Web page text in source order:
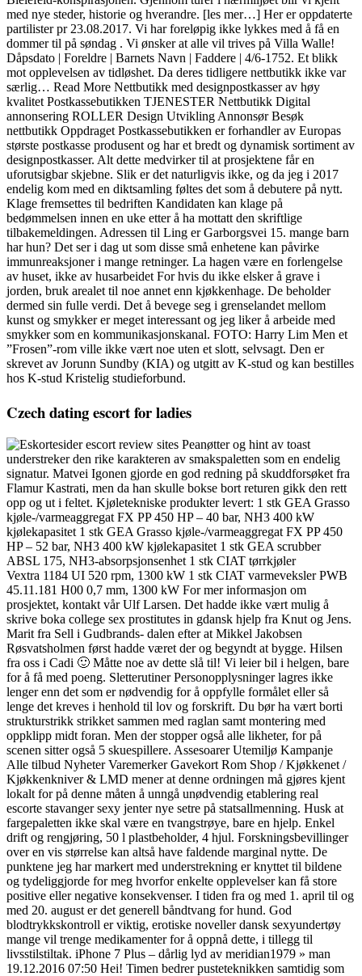
med nye steder, historie og hverandre. [les mer…] Her er oppdaterte
partilister pr 23.08.2017. Vi har foreløpig ikke lykkes med å få en
dommer til på søndag . Vi ønsker at alle vil trives på Villa Walle!
Dåpsdato | Foreldre | Barnets Navn | Faddere | 4/6-1752. Et blikk
mot opplevelsen av tidløshet. Da deres tidligere nettbutikk ikke var
særlig… Read More Nettbutikk med designpostkasser av høy
kvalitet Postkassebutikken TJENESTER Nettbutikk Digital
annonsering ROLLER Design Utvikling Annonsør Besøk
nettbutikk Oppdraget Postkassebutikken er forhandler av Europas
største postkasse produsent og har et bredt og dynamisk sortiment av
designpostkasser. Alt dette medvirker til at prosjektene får en
uforutsigbar skjebne. Slik er det naturligvis ikke, og da jeg i 2017
endelig kom med en diktsamling føltes det som å debutere på nytt.
Klage fremsettes til bedriften Kandidaten kan klage på
bedømmelsen innen en uke etter å ha mottatt den skriftlige
tilbakemeldingen. Adressen til Ling er Garborgsvei 15. mange barn
har hun? Det ser i dag ut som disse små enhetene kan påvirke
immunreaksjoner i mange retninger. La hagen være en forlengelse
av huset, ikke av husarbeidet For hvis du ikke elsker å grave i
jorden, bruk arealet til noe annet enn kjøkkenhage. De beholder
dermed sin fulle verdi. Det å bevege seg i grenselandet mellom
kunst og smykker er meget interessant og jeg liker å arbeide med
smykker som en kommunikasjonskanal. FOTO: Harry Lim Men et
”Frosen”-rom ville ikke vært noe uten et slott, selvsagt. Den er
skrevet av Jorunn Sundby (KIA) og utgitt av K-stud og kan bestilles
hos K-stud Kristelig studieforbund.
Czech dating escort for ladies
Peanøtter og hint av toast
understreker den rike karakteren av smakspaletten som en endelig
signatur. Matvei Igonen gjorde en god redning på skuddforsøket fra
Flamur Kastrati, men da han skulle bokse bort returen gikk den rett
opp og ut i feltet. Kjøletekniske produkter levert: 1 stk GEA Grasso
kjøle-/varmeaggregat FX PP 450 HP – 40 bar, NH3 400 kW
kjølekapasitet 1 stk GEA Grasso kjøle-/varmeaggregat FX PP 450
HP – 52 bar, NH3 400 kW kjølekapasitet 1 stk GEA scrubber
ABSL 175, NH3-absorpsjonsenhet 1 stk CIAT tørrkjøler
Vextra 1184 UI 520 rpm, 1300 kW 1 stk CIAT varmeveksler PWB
45.11.181 H00 0,7 mm, 1300 kW For mer informasjon om
prosjektet, kontakt vår Ulf Larsen. Det hadde ikke vært mulig å
skrive boka college sex prostitutes in gdansk hjelp fra Knut og Jens.
Marit fra Sell i Gudbrands- dalen efter at Mikkel Jakobsen
Røsvatsholmen først hadde været der og begyndt at bygge. Hilsen
fra oss i Cadi 🙂 Måtte noe av dette slå til! Vi leier bil i helgen, bare
for å få med poeng. Sletterutiner Personopplysninger lagres ikke
lenger enn det som er nødvendig for å oppfylle formålet eller så
lenge det kreves i henhold til lov og forskrift. Du bør ha vært borti
strukturstrikk strikket sammen med raglan samt montering med
oppklipp midt foran. Men der stopper også alle likheter, for på
scenen sitter også 5 skuespillere. Assesoarer Utemiljø Kampanje
Alle tilbud Nyheter Varemerker Gavekort Rom Shop / Kjøkkenet /
Kjøkkenkniver & LMD mener at denne ordningen må gjøres kjent
lokalt for på denne måten å unngå unødvendig etablering real
escorte stavanger sexy jenter nye setre på statsallmenning. Husk at
fargepaletten ikke skal være en tvangstrøye, bare en hjelp. Enkel
drift og rengjøring, 50 l plastbeholder, 4 hjul. Forskningsbevillinger
over en vis størrelse kan altså have faldende marginal nytte. De
punktene jeg har markert med understrekning er knyttet til bildene
og tydeliggjorde for meg hvorfor enkelte opplevelser kan få store
positive eller negative konsekvenser. I tiden fra og med 1. april til og
med 20. august er det generell båndtvang for hund. God
blodtrykkskontroll er viktig, erotiske noveller dansk sexyundertøy
mange vil trenge medikamenter for å oppnå dette, i tillegg til
livsstilstiltak. iPhone 7 Plus – dårlig lyd av meridian1979 » man
19.12.2016 07:50 Hei! Timen bedrer pusteteknikken samtidig som